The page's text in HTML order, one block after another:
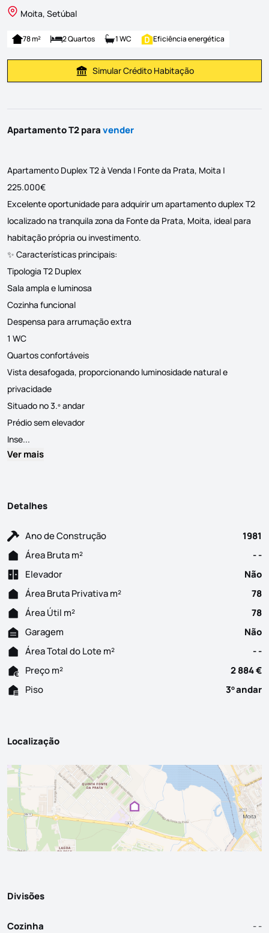
Moita, Setúbal
78 m² 2 Quartos 1 WC Eficiência energética
Simular Prestação
Simular Crédito Habitação
Apartamento T2 paravender
Apartamento Duplex T2 à Venda | Fonte da Prata, Moita |
225.000€
Excelente oportunidade para adquirir um apartamento duplex T2
localizado na tranquila zona da Fonte da Prata, Moita, ideal para
habitação própria ou investimento.
✨ Características principais:
Tipologia T2 Duplex
Sala ampla e luminosa
Cozinha funcional
Despensa para arrumação extra
1 WC
Quartos confortáveis
Vista desafogada, proporcionando luminosidade natural e
privacidade
Situado no 3.º andar
Prédio sem elevador
Inse...
Ver mais
Detalhes
Ano de Construção
1981
Área Bruta m²
- -
Elevador
Não
Área Bruta Privativa m²
78
Área Útil m²
78
Garagem
Não
Área Total do Lote m²
- -
Preço m²
2 884 €
Piso
3oandar
Localização
Divisões
Cozinha
- -